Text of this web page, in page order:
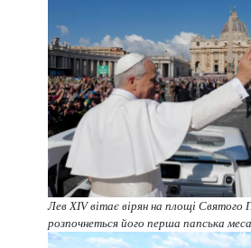
Лев XIV вітає вірян на площі Святого
розпочнеться його перша папська